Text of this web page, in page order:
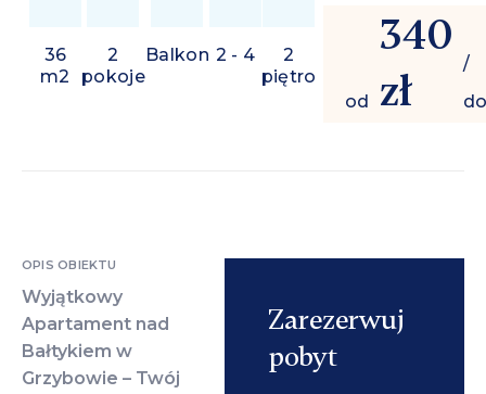
36
m2
2
pokoje
Balkon 2 - 4
2
piętro
od
340
zł
/
OPIS OBIEKTU
Wyjątkowy
Apartament nad
Bałtykiem w
Grzybowie – Twój
Zarezerwuj
pobyt